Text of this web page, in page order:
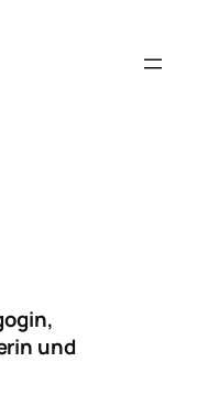
und